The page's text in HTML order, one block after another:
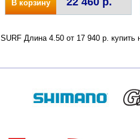
В корзину
SURF Длина 4.50 от 17 940 р.